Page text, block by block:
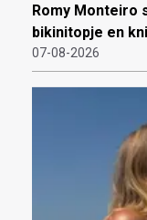
Romy Monteiro
bikinitopje en
07-08-2026